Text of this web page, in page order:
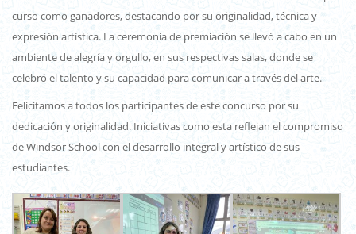
curso como ganadores, destacando por su originalidad, técnica y
expresión artística. La ceremonia de premiación se llevó a cabo en un
ambiente de alegría y orgullo, en sus respectivas salas, donde se
celebró el talento y su capacidad para comunicar a través del arte.
Felicitamos a todos los participantes de este concurso por su
dedicación y originalidad. Iniciativas como esta reflejan el compromiso
de Windsor School con el desarrollo integral y artístico de sus
estudiantes.